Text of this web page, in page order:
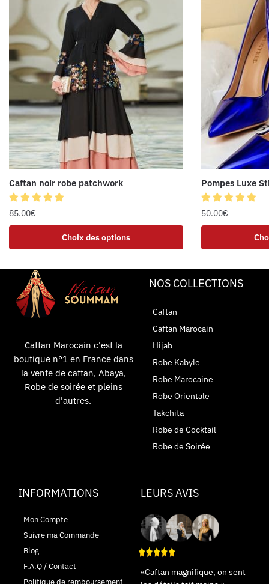
Caftan noir robe patchwork
85.00€
Choix des options
Pompes Luxe
50.00€
Caftan Marocain c'est la
boutique n°1 en France dans
la vente de caftan, Abaya,
Robe de soirée et pleins
d'autres.
NOS COLLECTIONS
Caftan
Caftan Marocain
Hijab
Robe Kabyle
Robe Marocaine
Robe Orientale
Takchita
Robe de Cocktail
Robe de Soirée
INFORMATIONS
Mon Compte
Suivre ma Commande
Blog
F.A.Q / Contact
LEURS AVIS
«Caftan magnifique, on sent